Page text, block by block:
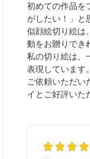
初めての作品を
がしたい！」と
似顔絵切り絵は
動をお贈りでき
私の切り絵は、
表現しています。
ご依頼いただい
イとご好評いた